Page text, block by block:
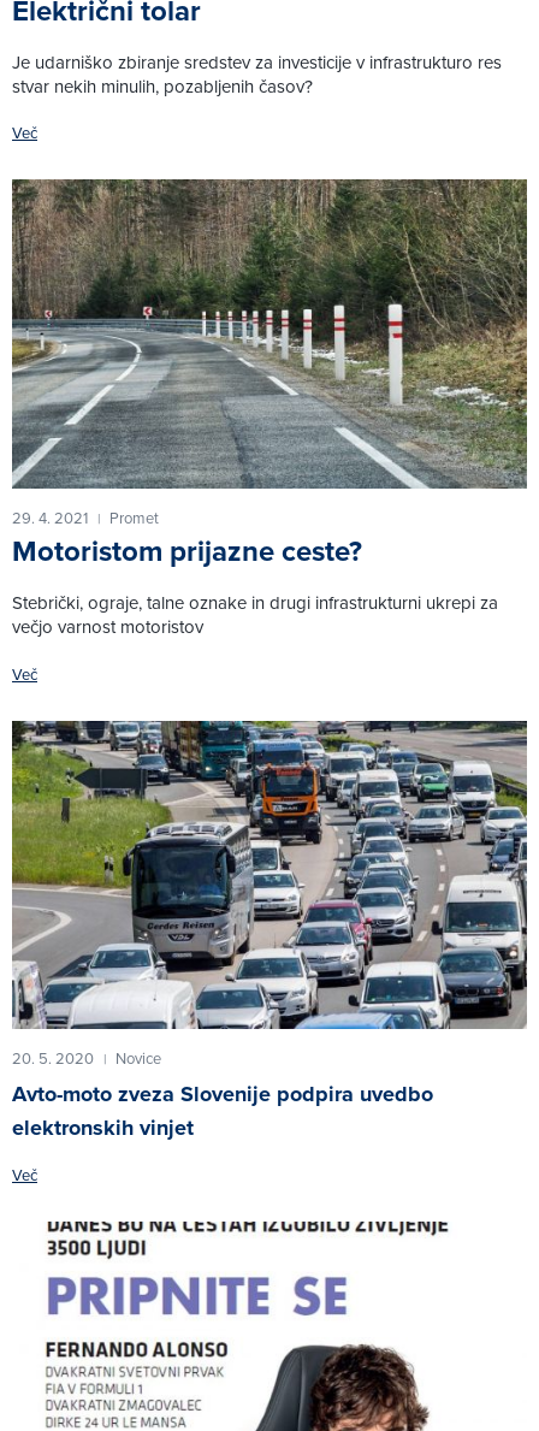
Električni tolar
Je udarniško zbiranje sredstev za investicije v infrastrukturo res
stvar nekih minulih, pozabljenih časov?
Več
29. 4. 2021 | Promet
Motoristom prijazne ceste?
Stebrički, ograje, talne oznake in drugi infrastrukturni ukrepi za
večjo varnost motoristov
Več
20. 5. 2020 | Novice
Avto-moto zveza Slovenije podpira uvedbo
elektronskih vinjet
Več